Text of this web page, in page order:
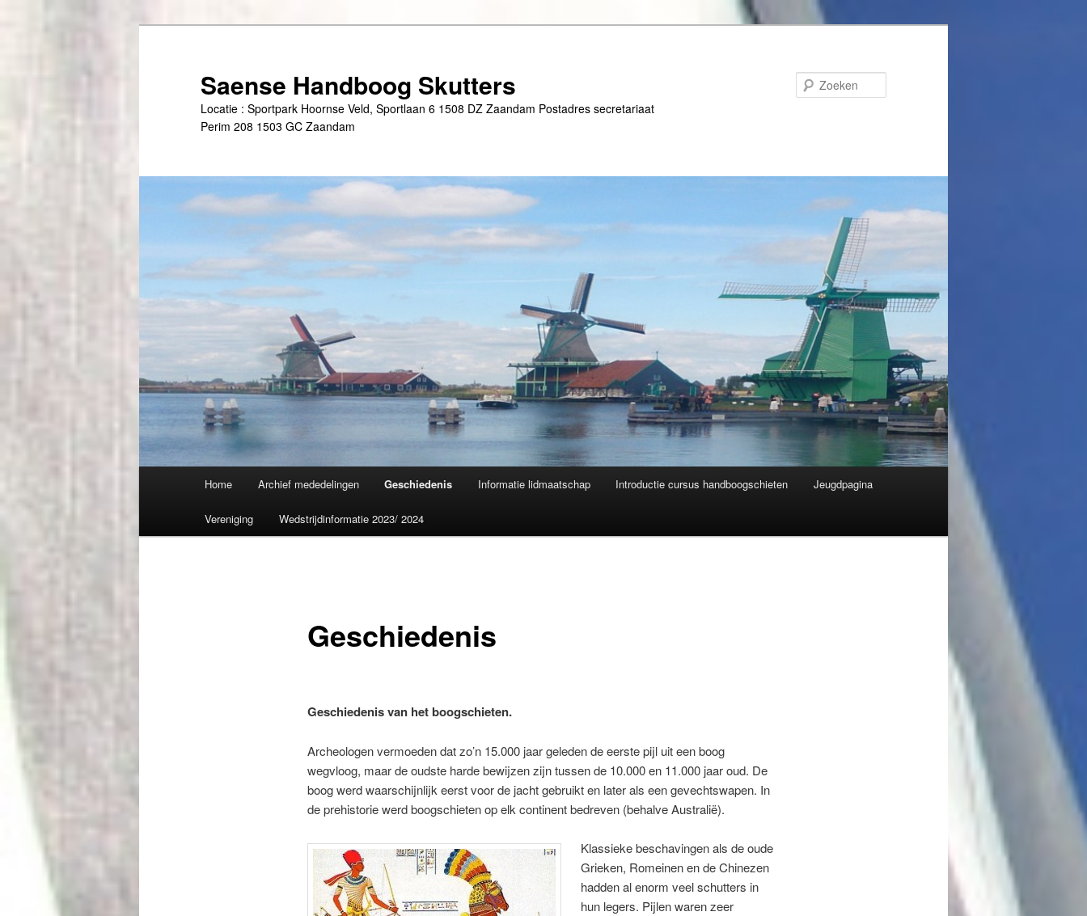
Saense Handboog Skutters
Locatie : Sportpark Hoornse Veld, Sportlaan 6 1508 DZ Zaandam Postadres secretariaat
Perim 208 1503 GC Zaandam
Home Archief mededelingen Geschiedenis Informatie lidmaatschap Introductie cursus handboogschieten Jeugdpagina
Vereniging Wedstrijdinformatie 2023/ 2024
Geschiedenis
Geschiedenis van het boogschieten.
Archeologen vermoeden dat zo’n 15.000 jaar geleden de eerste pijl uit een boog
wegvloog, maar de oudste harde bewijzen zijn tussen de 10.000 en 11.000 jaar oud. De
boog werd waarschijnlijk eerst voor de jacht gebruikt en later als een gevechtswapen. In
de prehistorie werd boogschieten op elk continent bedreven (behalve Australië).
Klassieke beschavingen als de oude
Grieken, Romeinen en de Chinezen
hadden al enorm veel schutters in
hun legers. Pijlen waren zeer